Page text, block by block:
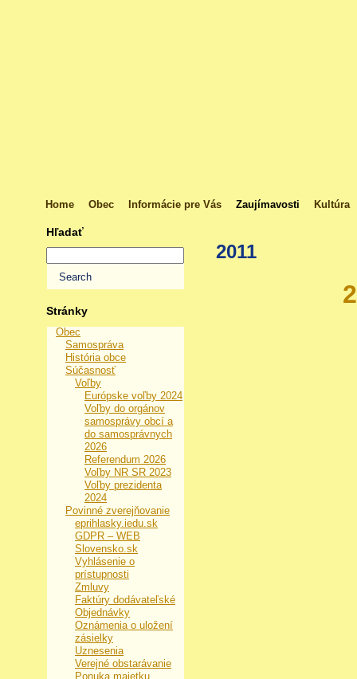
Home Obec Informácie pre Vás Zaujímavosti Kultúra
Hľadať
Stránky
Obec
Samospráva
História obce
Súčasnosť
Voľby
Európske voľby 2024
Voľby do orgánov
samosprávy obcí a
do samosprávnych
2026
Referendum 2026
Voľby NR SR 2023
Voľby prezidenta
2024
Povinné zverejňovanie
eprihlasky.iedu.sk
GDPR – WEB
Slovensko.sk
Vyhlásenie o
prístupnosti
Zmluvy
Faktúry dodávateľské
Objednávky
Oznámenia o uložení
zásielky
Uznesenia
Verejné obstarávanie
Ponuka majetku
2011